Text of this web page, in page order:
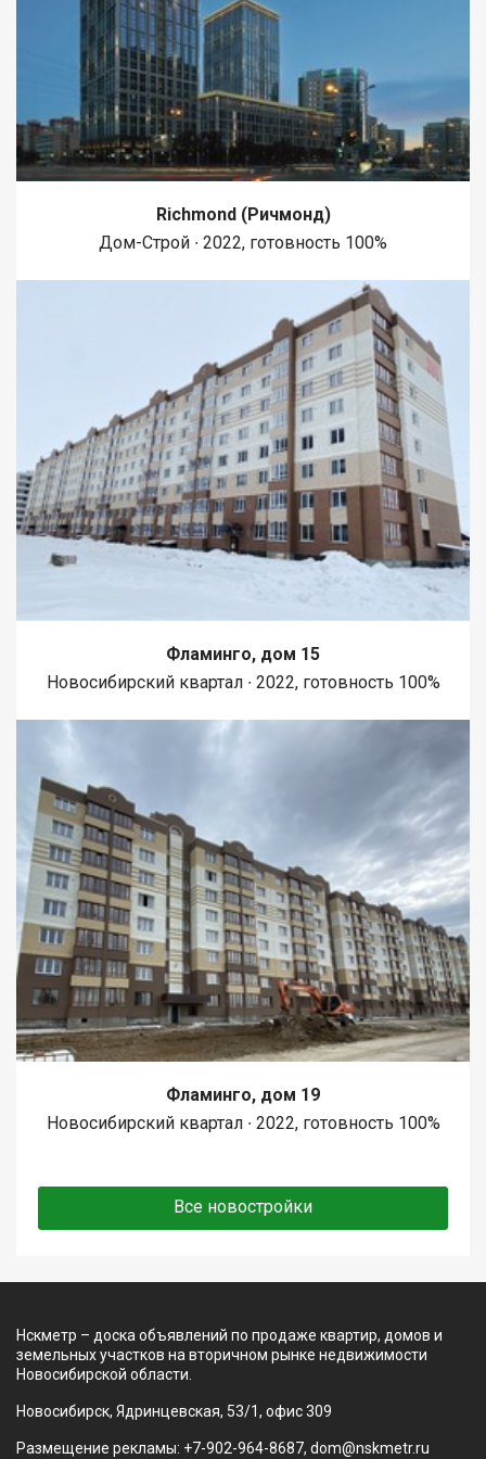
Richmond (Ричмонд)
Дом-Строй ∙ 2022, готовность 100%
Фламинго, дом 15
Новосибирский квартал ∙ 2022, готовность 100%
Фламинго, дом 19
Новосибирский квартал ∙ 2022, готовность 100%
Все новостройки
Нскметр – доска объявлений по продаже квартир, домов и
земельных участков на вторичном рынке недвижимости
Новосибирской области.
Новосибирск, Ядринцевская, 53/1, офис 309
Размещение рекламы: +7-902-964-8687, dom@nskmetr.ru